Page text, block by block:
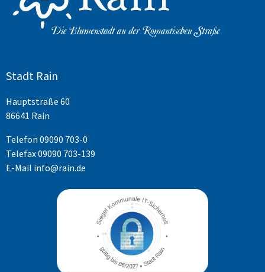
Stadt Rain
Hauptstraße 60
86641 Rain
Telefon 09090 703-0
Telefax 09090 703-139
E-Mail info@rain.de